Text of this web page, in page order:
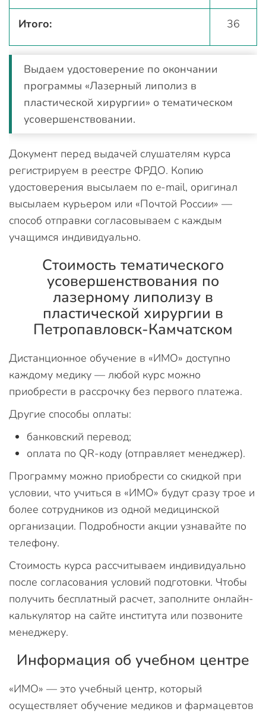
Итого: 36
Выдаем удостоверение по окончании
программы «Лазерный липолиз в
пластической хирургии» о тематическом
усовершенствовании.
Документ перед выдачей слушателям курса
регистрируем в реестре ФРДО. Копию
удостоверения высылаем по e-mail, оригинал
высылаем курьером или «Почтой России» —
способ отправки согласовываем с каждым
учащимся индивидуально.
Стоимость тематического
усовершенствования по
лазерному липолизу в
пластической хирургии в
Петропавловск-Камчатском
Дистанционное обучение в «ИМО» доступно
каждому медику — любой курс можно
приобрести в рассрочку без первого платежа.
Другие способы оплаты:
банковский перевод;
оплата по QR-коду (отправляет менеджер).
Программу можно приобрести со скидкой при
условии, что учиться в «ИМО» будут сразу трое и
более сотрудников из одной медицинской
организации. Подробности акции узнавайте по
телефону.
Стоимость курса рассчитываем индивидуально
после согласования условий подготовки. Чтобы
получить бесплатный расчет, заполните онлайн-
калькулятор на сайте института или позвоните
менеджеру.
Информация об учебном центре
«ИМО» — это учебный центр, который
осуществляет обучение медиков и фармацевтов